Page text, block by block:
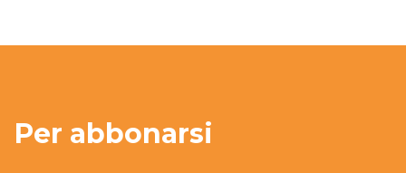
Per abbonarsi